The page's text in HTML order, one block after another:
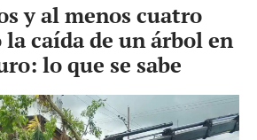
y al menos cuatro
caída de un árbol en
lo que se sabe